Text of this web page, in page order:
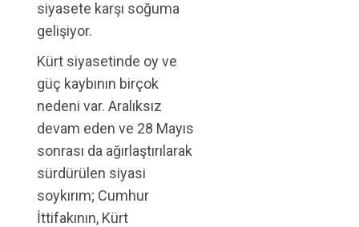
siyasete karşı soğuma
gelişiyor.
Kürt siyasetinde oy ve
güç kaybının birçok
nedeni var. Aralıksız
devam eden ve 28 Mayıs
sonrası da ağırlaştırılarak
sürdürülen siyasi
soykırım; Cumhur
İttifakının, Kürt